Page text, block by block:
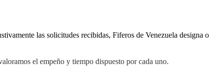
las solicitudes recibidas, Fiferos de Venezuela
el empeño y tiempo dispuesto por cada uno.